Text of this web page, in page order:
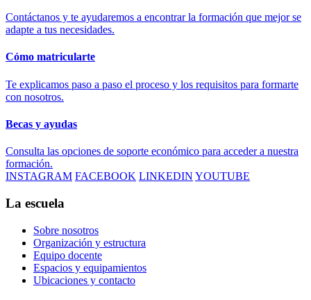
Contáctanos y te ayudaremos a encontrar la formación que mejor se
adapte a tus necesidades.
Cómo matricularte
Te explicamos paso a paso el proceso y los requisitos para formarte
con nosotros.
Becas y ayudas
Consulta las opciones de soporte económico para acceder a nuestra
formación.
INSTAGRAM FACEBOOK LINKEDIN YOUTUBE
La escuela
Sobre nosotros
Organización y estructura
Equipo docente
Espacios y equipamientos
Ubicaciones y contacto